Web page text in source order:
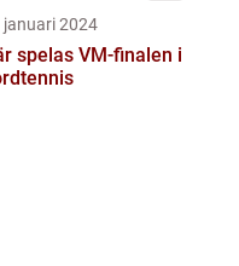
januari 2024
spelas VM-finalen i